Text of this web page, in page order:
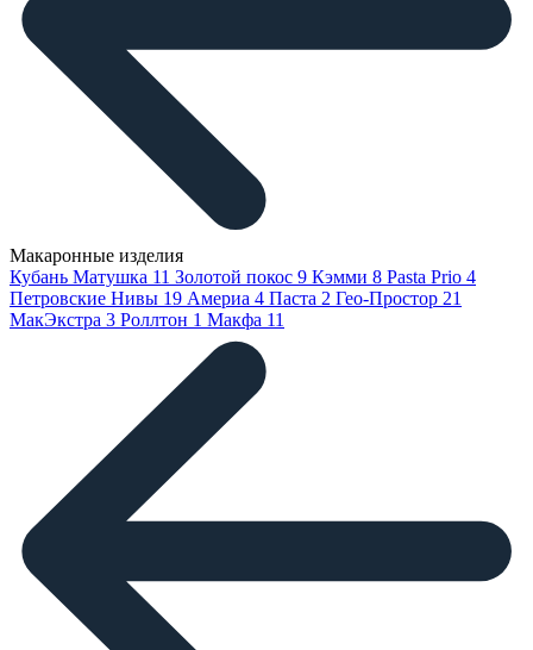
Макаронные изделия
Кубань Матушка 11 Золотой покос 9 Кэмми 8 Pasta Prio 4
Петровские Нивы 19 Америа 4 Паста 2 Гео-Простор 21
МакЭкстра 3 Роллтон 1 Макфа 11